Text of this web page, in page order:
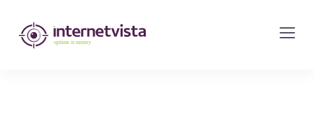
internetvista
Monitoring